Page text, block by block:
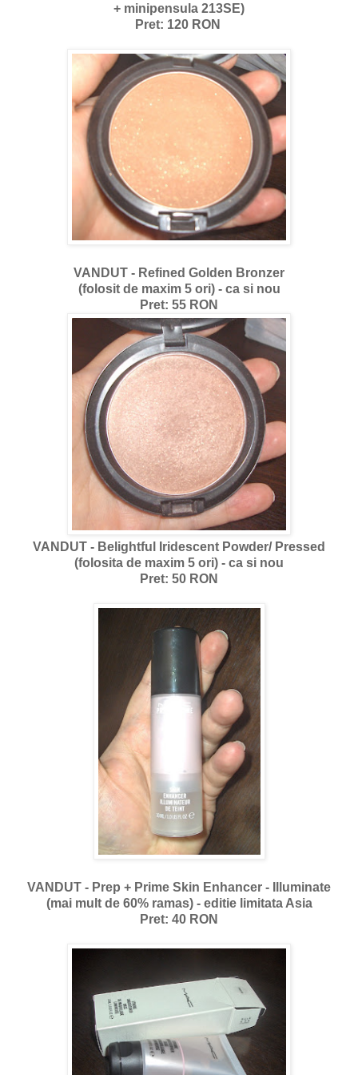
+ minipensula 213SE)
Pret: 120 RON
VANDUT - Refined Golden Bronzer
(folosit de maxim 5 ori) - ca si nou
Pret: 55 RON
VANDUT - Belightful Iridescent Powder/ Pressed
(folosita de maxim 5 ori) - ca si nou
Pret: 50 RON
VANDUT - Prep + Prime Skin Enhancer - Illuminate
(mai mult de 60% ramas) - editie limitata Asia
Pret: 40 RON